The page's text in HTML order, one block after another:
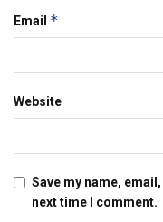
Email *
Website
Save my name,
next time I comment.